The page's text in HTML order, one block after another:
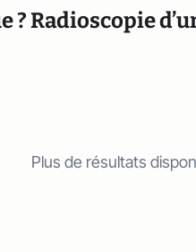
? Radioscopie
Plus de résultats